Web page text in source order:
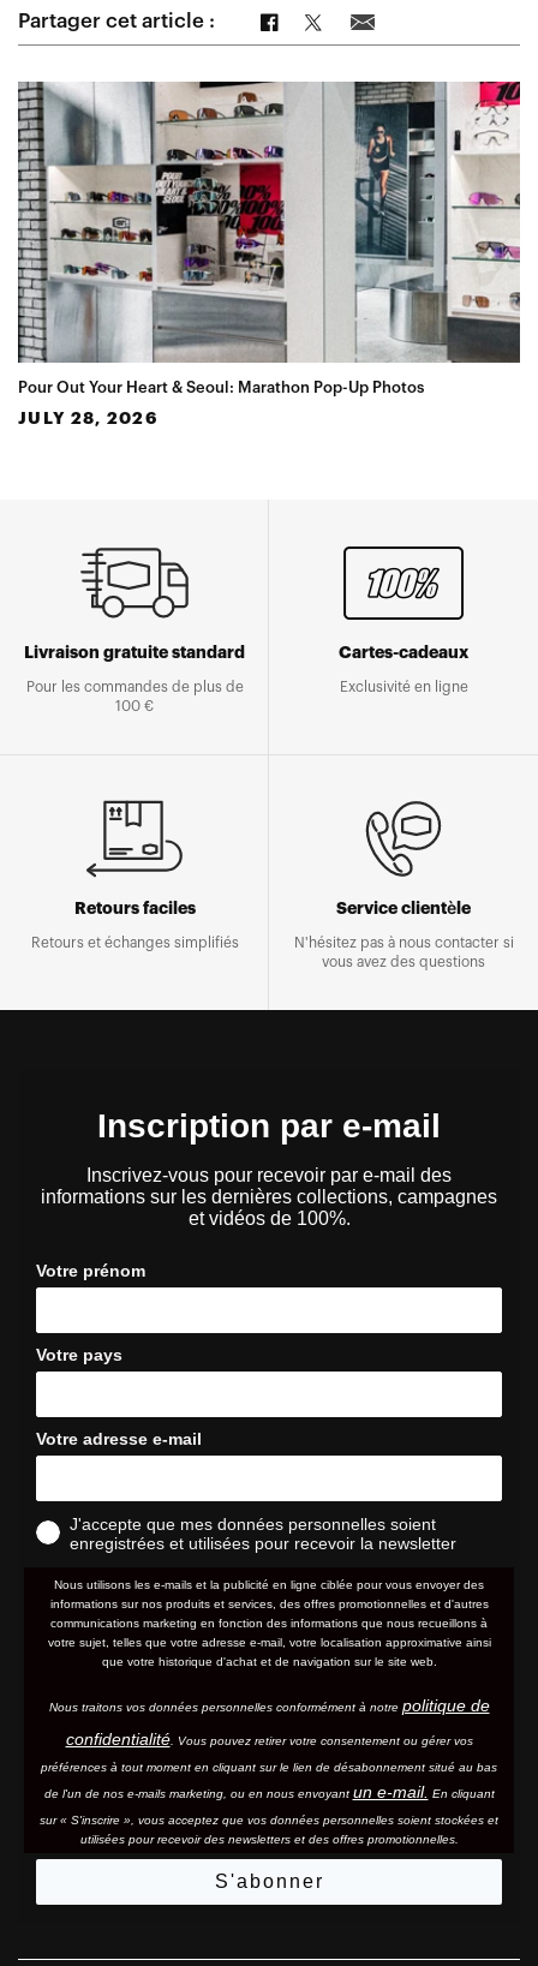
Partager cet article : Partager sur Facebook
Partager sur TwitterPartager par e-mail
Pour Out Your Heart & Seoul: Marathon Pop-Up Photos
JULY 28, 2026
Livraison gratuite standard
Pour les commandes de plus de
100 €
Cartes-cadeaux
Exclusivité en ligne
Retours faciles
Retours et échanges simplifiés
Service clientèle
N'hésitez pas à nous contacter si
vous avez des questions
Inscription par e-mail
Inscrivez-vous pour recevoir par e-mail des
informations sur les dernières collections, campagnes
et vidéos de 100%.
Votre prénom
Votre pays
Votre adresse e-mail
J'accepte que mes données personnelles soient
enregistrées et utilisées pour recevoir la newsletter
Nous utilisons les e-mails et la publicité en ligne ciblée pour vous envoyer des
informations sur nos produits et services, des offres promotionnelles et d'autres
communications marketing en fonction des informations que nous recueillons à
votre sujet, telles que votre adresse e-mail, votre localisation approximative ainsi
que votre historique d'achat et de navigation sur le site web.
Nous traitons vos données personnelles conformément à notre politique de
confidentialité. Vous pouvez retirer votre consentement ou gérer vos
préférences à tout moment en cliquant sur le lien de désabonnement situé au bas
de l'un de nos e-mails marketing, ou en nous envoyant un e-mail. En cliquant
sur « S'inscrire », vous acceptez que vos données personnelles soient stockées et
utilisées pour recevoir des newsletters et des offres promotionnelles.
S'abonner